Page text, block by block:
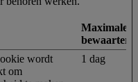
Maximale
wordt
om
1 dag